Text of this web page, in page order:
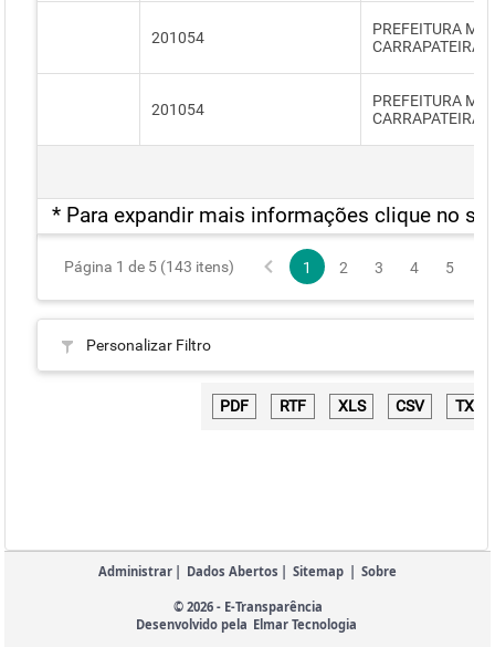
* Para expandir mais informações clique no
201054
PREFEITURA
CARRAPATEIRA
201054
PREFEITURA
CARRAPATEIRA
Página 1 de 5 (143 itens) 1 2 3 4 5
Personalizar Filtro
Administrar Dados Abertos Sitemap Sobre
© 2026 - E-Transparência
Desenvolvido pela Elmar Tecnologia